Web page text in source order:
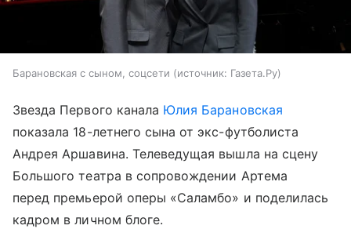
Барановская с сыном, соцсети источник: Газета.Ру
Звезда Первого канала Юлия Барановская
показала 18-летнего сына от экс-футболиста
Андрея Аршавина. Телеведущая вышла на сцену
Большого театра в сопровождении Артема
перед премьерой оперы «Саламбо» и поделилась
кадром в личном блоге.